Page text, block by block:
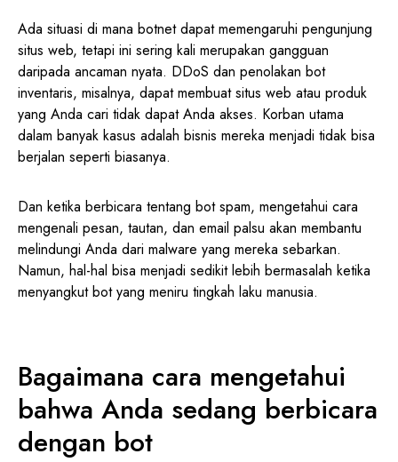
Ada situasi di mana botnet dapat memengaruhi pengunjung
situs web, tetapi ini sering kali merupakan gangguan
daripada ancaman nyata. DDoS dan penolakan bot
inventaris, misalnya, dapat membuat situs web atau produk
yang Anda cari tidak dapat Anda akses. Korban utama
dalam banyak kasus adalah bisnis mereka menjadi tidak bisa
berjalan seperti biasanya.
Dan ketika berbicara tentang bot spam, mengetahui cara
mengenali pesan, tautan, dan email palsu akan membantu
melindungi Anda dari malware yang mereka sebarkan.
Namun, hal-hal bisa menjadi sedikit lebih bermasalah ketika
menyangkut bot yang meniru tingkah laku manusia.
Bagaimana cara mengetahui
bahwa Anda sedang berbicara
dengan bot